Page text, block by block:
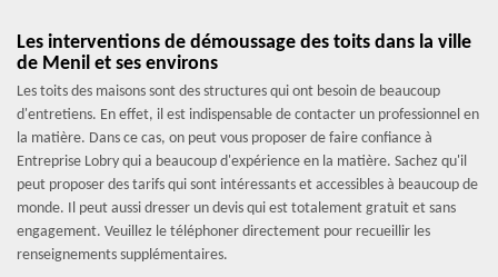
Les interventions de démoussage des toits dans la ville
de Menil et ses environs
Les toits des maisons sont des structures qui ont besoin de beaucoup
d'entretiens. En effet, il est indispensable de contacter un professionnel en
la matière. Dans ce cas, on peut vous proposer de faire confiance à
Entreprise Lobry qui a beaucoup d'expérience en la matière. Sachez qu'il
peut proposer des tarifs qui sont intéressants et accessibles à beaucoup de
monde. Il peut aussi dresser un devis qui est totalement gratuit et sans
engagement. Veuillez le téléphoner directement pour recueillir les
renseignements supplémentaires.